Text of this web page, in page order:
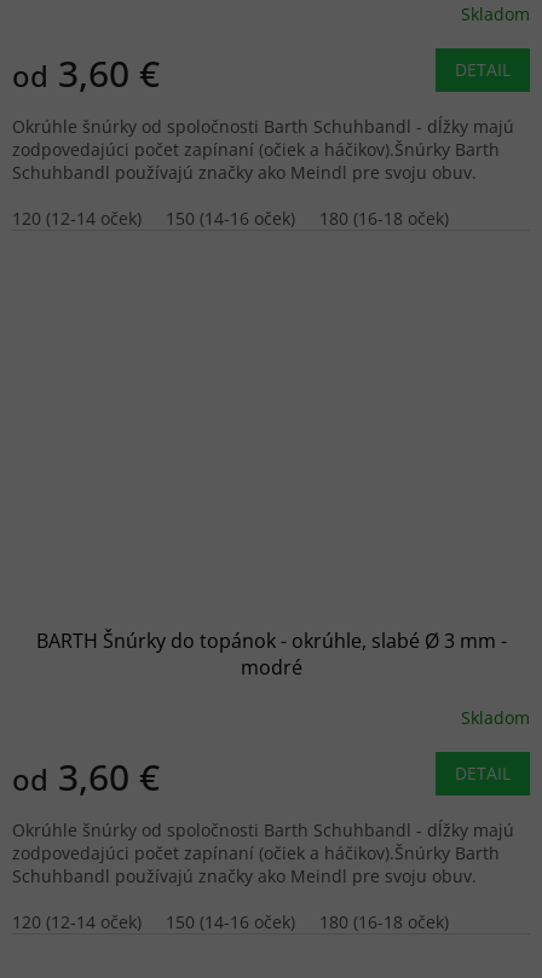
Skladom
od 3,60 € DETAIL
Okrúhle šnúrky od spoločnosti Barth Schuhbandl - dĺžky majú
zodpovedajúci počet zapínaní (očiek a háčikov).Šnúrky Barth
Schuhbandl používajú značky ako Meindl pre svoju obuv.
120 (12-14 oček)
150 (14-16 oček) 180 (16-18 oček)
BARTH Šnúrky do topánok - okrúhle, slabé Ø 3 mm -
modré
Skladom
od 3,60 € DETAIL
Okrúhle šnúrky od spoločnosti Barth Schuhbandl - dĺžky majú
zodpovedajúci počet zapínaní (očiek a háčikov).Šnúrky Barth
Schuhbandl používajú značky ako Meindl pre svoju obuv.
120 (12-14 oček)
150 (14-16 oček) 180 (16-18 oček)